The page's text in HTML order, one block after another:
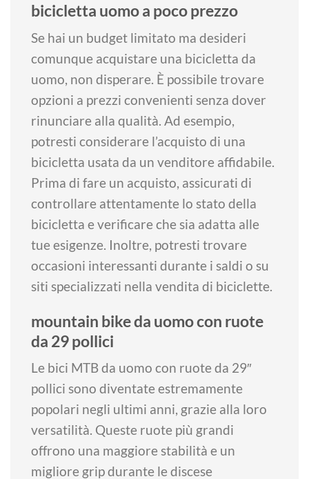
bicicletta uomo a poco prezzo
Se hai un budget limitato ma desideri
comunque acquistare una bicicletta da
uomo, non disperare. È possibile trovare
opzioni a prezzi convenienti senza dover
rinunciare alla qualità. Ad esempio,
potresti considerare l’acquisto di una
bicicletta usata da un venditore affidabile.
Prima di fare un acquisto, assicurati di
controllare attentamente lo stato della
bicicletta e verificare che sia adatta alle
tue esigenze. Inoltre, potresti trovare
occasioni interessanti durante i saldi o su
siti specializzati nella vendita di biciclette.
mountain bike da uomo con ruote
da 29 pollici
Le bici MTB da uomo con ruote da 29″
pollici sono diventate estremamente
popolari negli ultimi anni, grazie alla loro
versatilità. Queste ruote più grandi
offrono una maggiore stabilità e un
migliore grip durante le discese